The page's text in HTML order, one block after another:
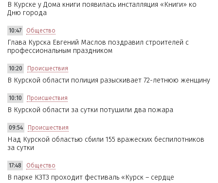
В Курске у Дома книги появилась инсталляция «Книги» ко
Дню города
10:47 Общество
Глава Курска Евгений Маслов поздравил строителей с
профессиональным праздником
10:20 Происшествия
В Курской области полиция разыскивает 72-летнюю женщину
10:10 Происшествия
В Курской области за сутки потушили два пожара
09:54 Происшествия
Над Курской областью сбили 155 вражеских беспилотников
за сутки
17:48 Общество
В парке КЗТЗ проходит фестиваль «Курск – сердце